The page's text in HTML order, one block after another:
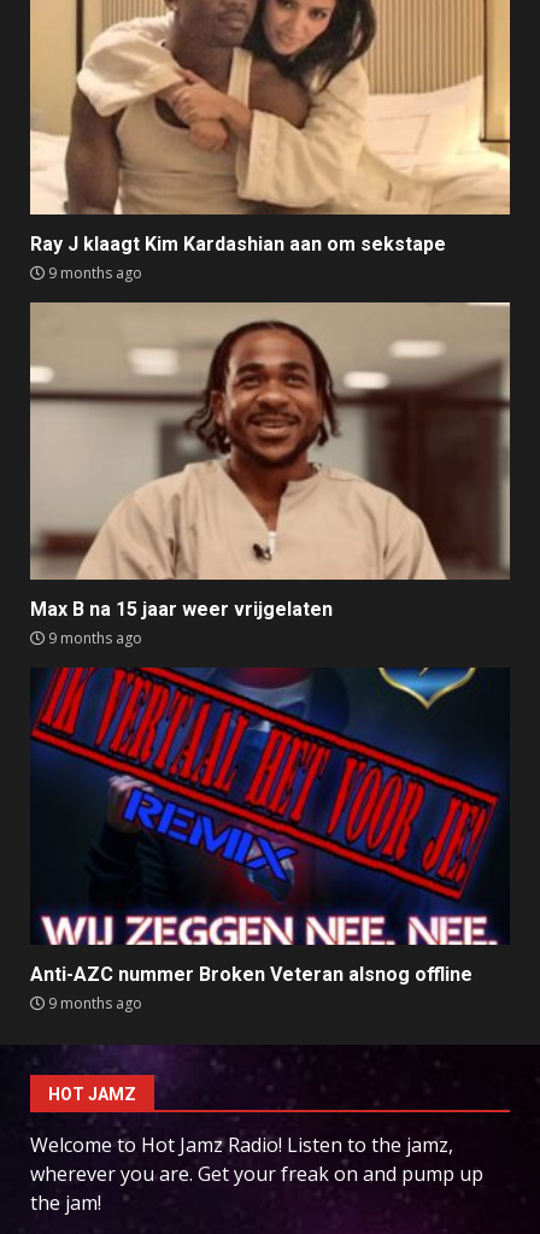
Ray J klaagt Kim Kardashian aan om sekstape
9 months ago
Max B na 15 jaar weer vrijgelaten
9 months ago
Anti-AZC nummer Broken Veteran alsnog offline
9 months ago
HOT JAMZ
Welcome to Hot Jamz Radio! Listen to the jamz,
wherever you are. Get your freak on and pump up
the jam!